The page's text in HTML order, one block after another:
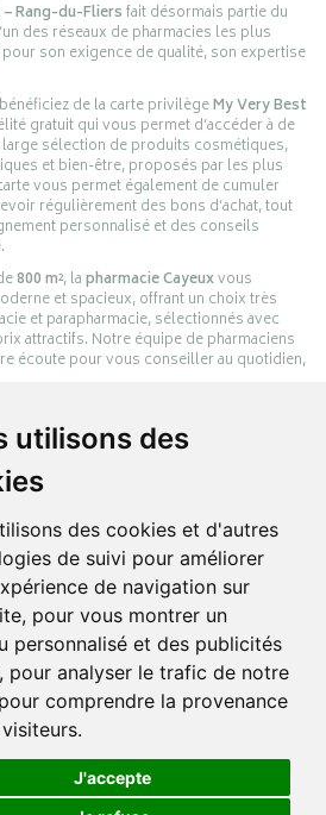
utilisons des
des cookies et d'autres
de suivi pour améliorer
de navigation sur
pour vous montrer un
personnalisé et des publicités
pour analyser le trafic de notre
comprendre la provenance
J'accepte
Rang-du-Fliersfait désormais partie du
des réseaux de pharmacies les plus
son exigence de qualité, son expertise
de la carte privilègeMy Very Best
gratuit qui vous permet d’accéder à de
sélection de produits cosmétiques,
et bien-être, proposés par les plus
vous permet également de cumuler
régulièrement des bons d’achat, tout
personnalisé et des conseils
800 m², lapharmacie Cayeuxvous
et spacieux, offrant un choix très
et parapharmacie, sélectionnés avec
attractifs. Notre équipe de pharmaciens
écoute pour vous conseiller au quotidien,
est le prolongement digital de la pharmacie
Mer – Rang-du-Fliers.
achats en ligne parmi des milliers de
produits en ligne et choisissez le retrait
à domicile, en toute simplicité.
à vous offrir une expérience pratique,
comme en ligne, au service de votre